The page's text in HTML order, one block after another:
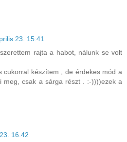
23. 15:41
rajta a habot, nálunk se volt
cukorral készítem , de érdekes mód a
meg, csak a sárga részt . :-))))ezek a
16:42